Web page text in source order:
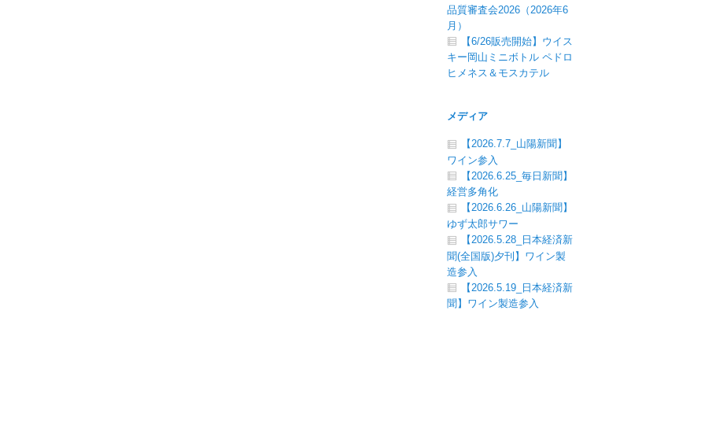
品質審査会2026（2026年6
月）
【6/26販売開始】ウイス
キー岡山ミニボトル ペドロ
ヒメネス＆モスカテル
メディア
【2026.7.7_山陽新聞】
ワイン参入
【2026.6.25_毎日新聞】
経営多角化
【2026.6.26_山陽新聞】
ゆず太郎サワー
【2026.5.28_日本経済新
聞(全国版)夕刊】ワイン製
造参入
【2026.5.19_日本経済新
聞】ワイン製造参入